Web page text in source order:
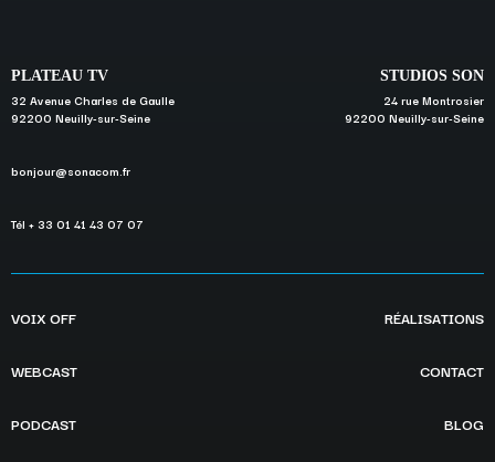
PLATEAU TV
32 Avenue Charles de Gaulle
92200 Neuilly-sur-Seine
bonjour@sonacom.fr
Tél + 33 01 41 43 07 07
STUDIOS SON
24 rue Montrosier
92200 Neuilly-sur-Seine
VOIX OFF
WEBCAST
PODCAST
RÉALISATIONS
CONTACT
BLOG